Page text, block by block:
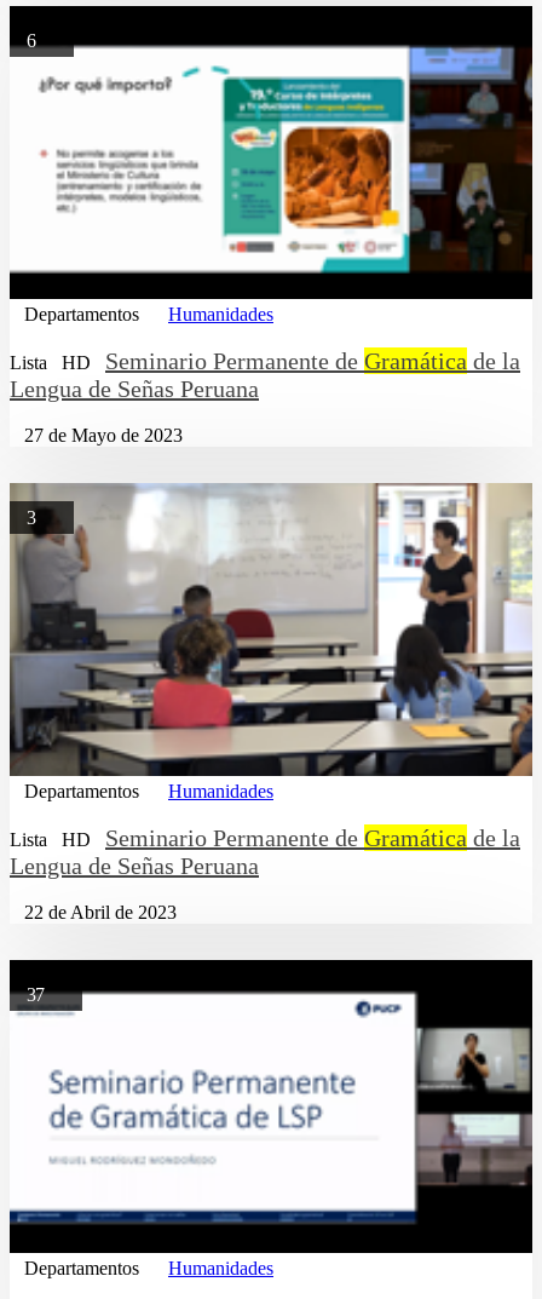
6
Departamentos Humanidades
Lista HD Seminario Permanente de Gramática de la
Lengua de Señas Peruana
27 de Mayo de 2023
3
Departamentos Humanidades
Lista HD Seminario Permanente de Gramática de la
Lengua de Señas Peruana
22 de Abril de 2023
37
Departamentos Humanidades